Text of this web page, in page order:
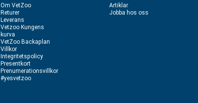
Om VetZoo
Returer
Leverans
Vetzoo Kungens
kurva
VetZoo Backaplan
Villkor
Integritetspolicy
Presentkort
Prenumerationsvillkor
#yesvetzoo
Artiklar
Jobba hos oss